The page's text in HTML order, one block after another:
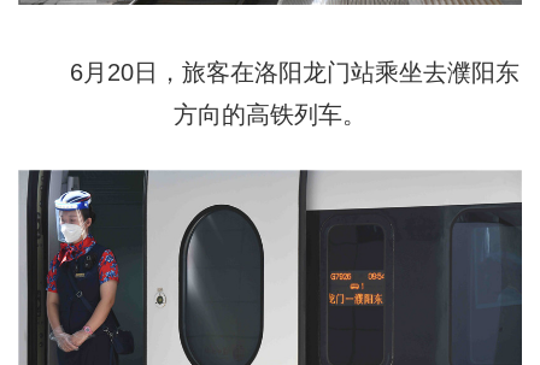
6月20日，旅客在洛阳龙门站乘坐去濮阳东
方向的高铁列车。